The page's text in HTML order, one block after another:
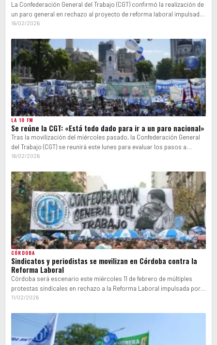
La Confederación General del Trabajo (CGT) confirmó la realización de
un paro general en rechazo al proyecto de reforma laboral impulsado
por…
16/02/2026
LA 10 FM
Se reúne la CGT: «Está todo dado para ir a un paro nacional»
Tras la movilización del miércoles pasado, la Confederación General
del Trabajo (CGT) se reunirá este lunes para evaluar los pasos a
seguir…
16/02/2026
CÓRDOBA
Sindicatos y periodistas se movilizan en Córdoba contra la
Reforma Laboral
Córdoba será escenario este miércoles 11 de febrero de múltiples
protestas sindicales en rechazo a la Reforma Laboral impulsada por
el gobierno…
11/02/2026